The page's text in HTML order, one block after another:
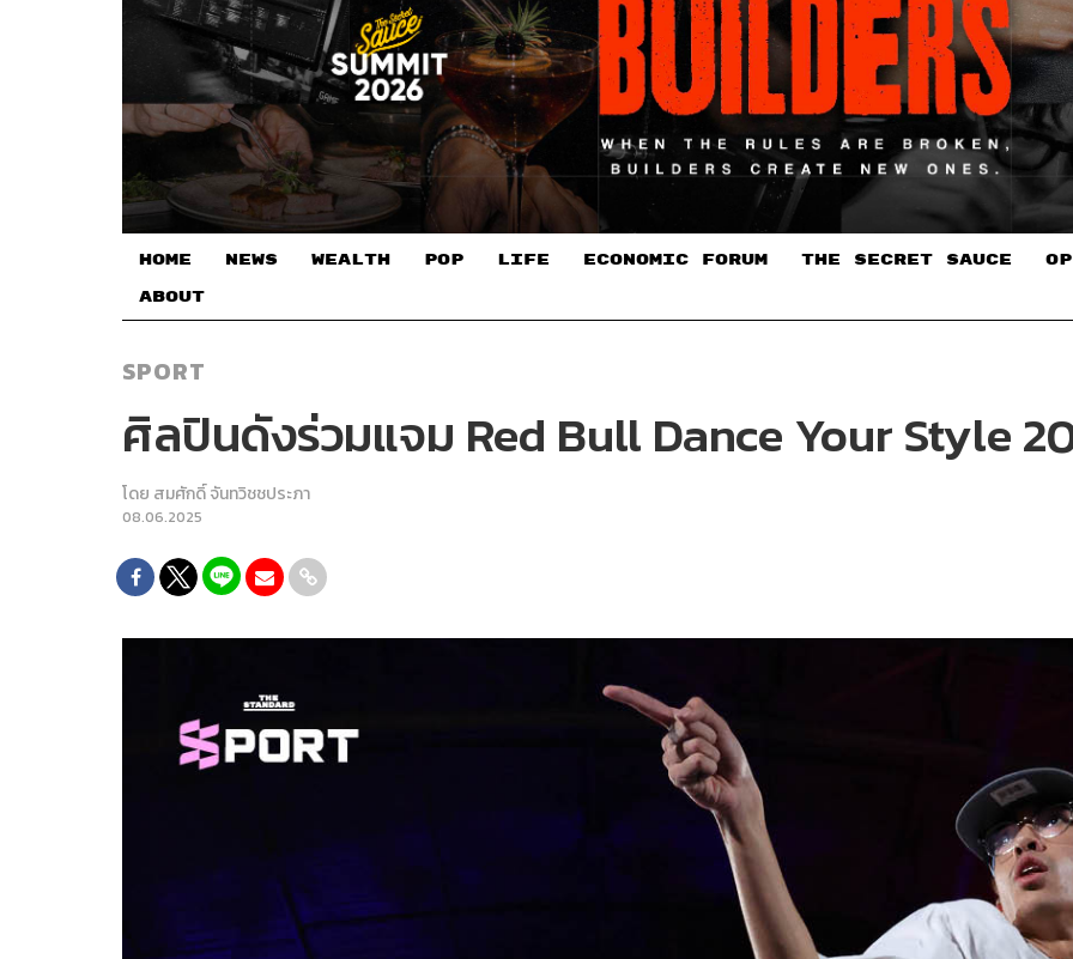
HOME NEWS WEALTH POP LIFE ECONOMIC FORUM THE SECRET SAUCE​
ABOUT
SPORT
ศิลปินดังร่วมแจม Red Bull Dance Your Style
โดย สมศักดิ์ จันทวิชชประภา
08.06.2025